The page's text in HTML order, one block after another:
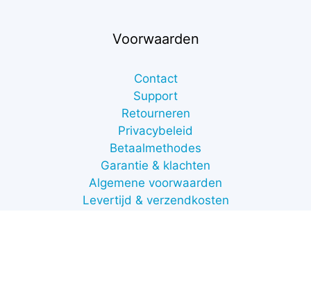
Voorwaarden
Contact
Support
Retourneren
Privacybeleid
Betaalmethodes
Garantie & klachten
Algemene voorwaarden
Levertijd & verzendkosten
8,47
incl.
Toevoegen aan winkelwagen